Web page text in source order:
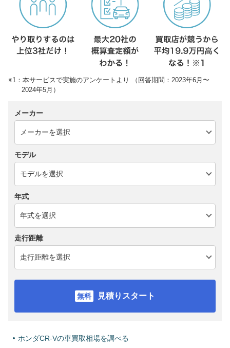
※1：本サービスで実施のアンケートより （回答期間：2023年6月〜
2024年5月）
メーカー
モデル
年式
走行距離
見積りスタート
ホンダCR-Vの車買取相場を調べる